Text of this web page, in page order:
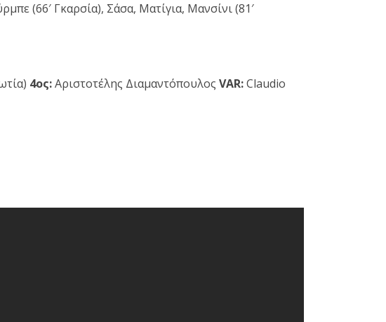
(66′ Γκαρσία), Σάσα, Ματίγια, Μανσίνι (81′
4ος:Αριστοτέλης Διαμαντόπουλος VAR:Claudio